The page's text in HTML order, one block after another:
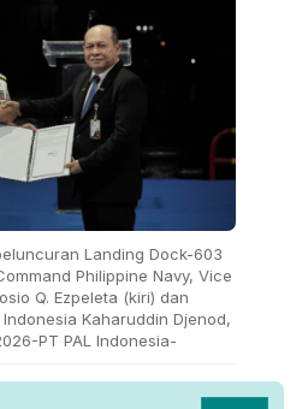
Landing Dock-603
Philippine Navy, Vice
Q. Ezpeleta (kiri) dan
Kaharuddin Djenod,
PT PAL Indonesia-